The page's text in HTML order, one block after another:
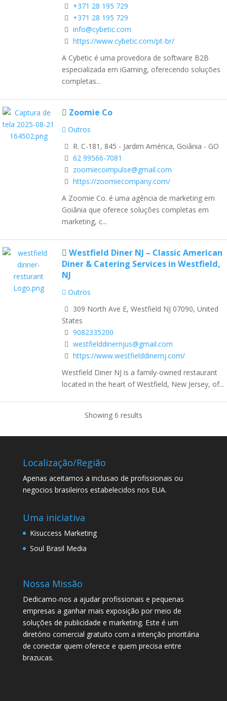
+371 28 195 729
+371 28 195 729
info@cybetic.com
https://www.cybetic.com/pt-br/
A Cybetic é uma provedora de software B2B
especializada em iGaming, oferecendo soluções
completas...
Zoomie Co
Outros
R. C-181, 845 - Jardim América, Goiânia - GO
62 99566-7081
zoomiecoimpulse@gmail.com
https://zoomiecompany.com/
A Zoomie Co. é uma agência de marketing em
Goiânia que oferece soluções completas em
marketing, c...
Westfield Diner NJ – Classic American
Diner & Catering Services in Westfield,
NJ
Outros
309 North Ave E, Westfield NJ 07090, United
States
9082335200
westfielddinernjus@gmail.com
https://www.westfielddinernj.com/
Westfield Diner NJ is a family-owned restaurant
located in the heart of Westfield, New Jersey, of...
Showing 6 results
Localização/Região
Apenas aceitamos a inclusao de profissionais ou
negocios brasileiros estabelecidos nos EUA.
Uma iniciativa
Kisuccess Marketing
Soul Brasil Media
Nossa Missão
Dedicamo-nos a ajudar profissionais e pequenas
empresas a ganhar mais exposição por meio de
soluções de publicidade e marketing. Este é um
diretório comercial gratuito com a intenção prioritária
de conectar quem oferece e quem precisa entre
brazucas.